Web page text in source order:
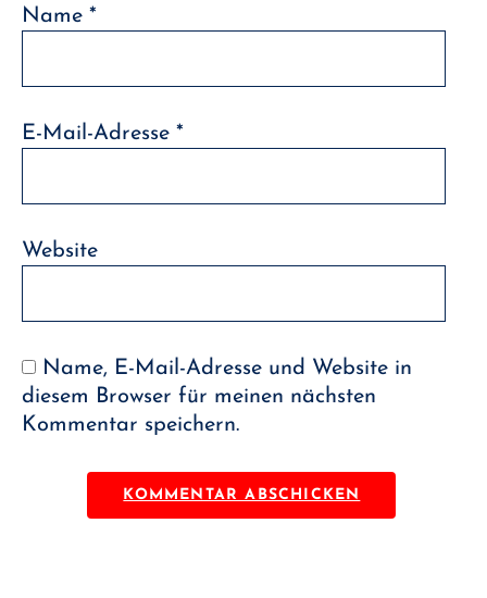
Name *
E-Mail-Adresse *
Website
Name, E-Mail-Adresse und Website in
diesem Browser für meinen nächsten
Kommentar speichern.